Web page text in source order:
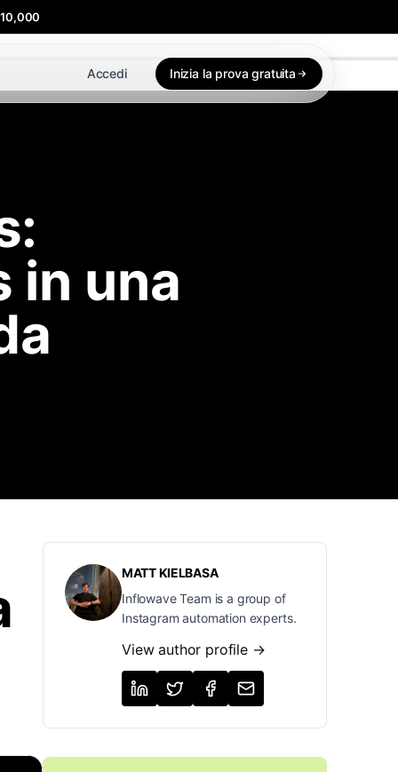
Accedi Inizia la prova gratuita
in una
MATT KIELBASA
Inflowave Team is a group of
Instagram automation experts.
View author profile →